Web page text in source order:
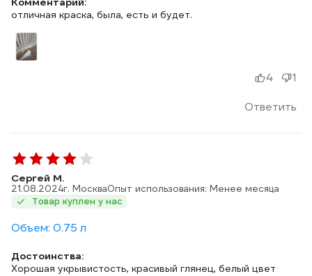
отличная краска, была, есть и будет.
Ответить
4 1
Сергей М.
21.08.2024г. МоскваОпыт использования: Менее месяца
Товар куплен у нас
Объем: 0.75 л
Достоинства:
Хорошая укрывистость, красивый глянец, белый цвет